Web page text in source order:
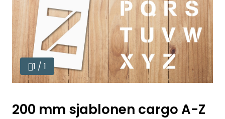
1 / 1
200 mm sjablonen cargo A-Z